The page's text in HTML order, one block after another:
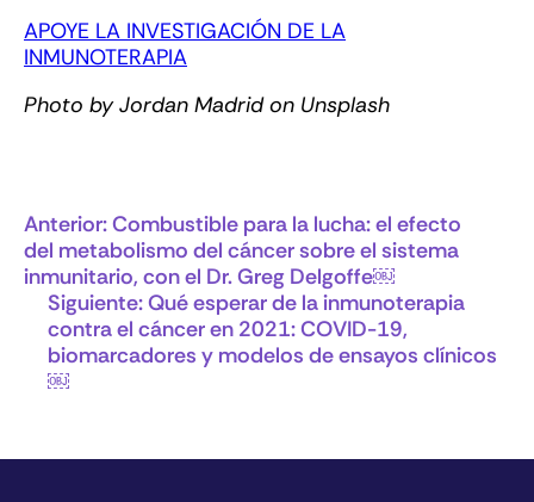
APOYE LA INVESTIGACIÓN DE LA
INMUNOTERAPIA
Photo by Jordan Madrid on Unsplash
Anterior:Combustible para la lucha: el efecto
del metabolismo del cáncer sobre el sistema
inmunitario, con el Dr. Greg Delgoffe￼
Siguiente:Qué esperar de la inmunoterapia
contra el cáncer en 2021: COVID-19,
biomarcadores y modelos de ensayos clínicos
￼